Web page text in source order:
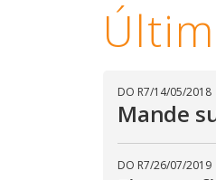
DO R7/14/05/2018
Mande
DO R7/26/07/2019